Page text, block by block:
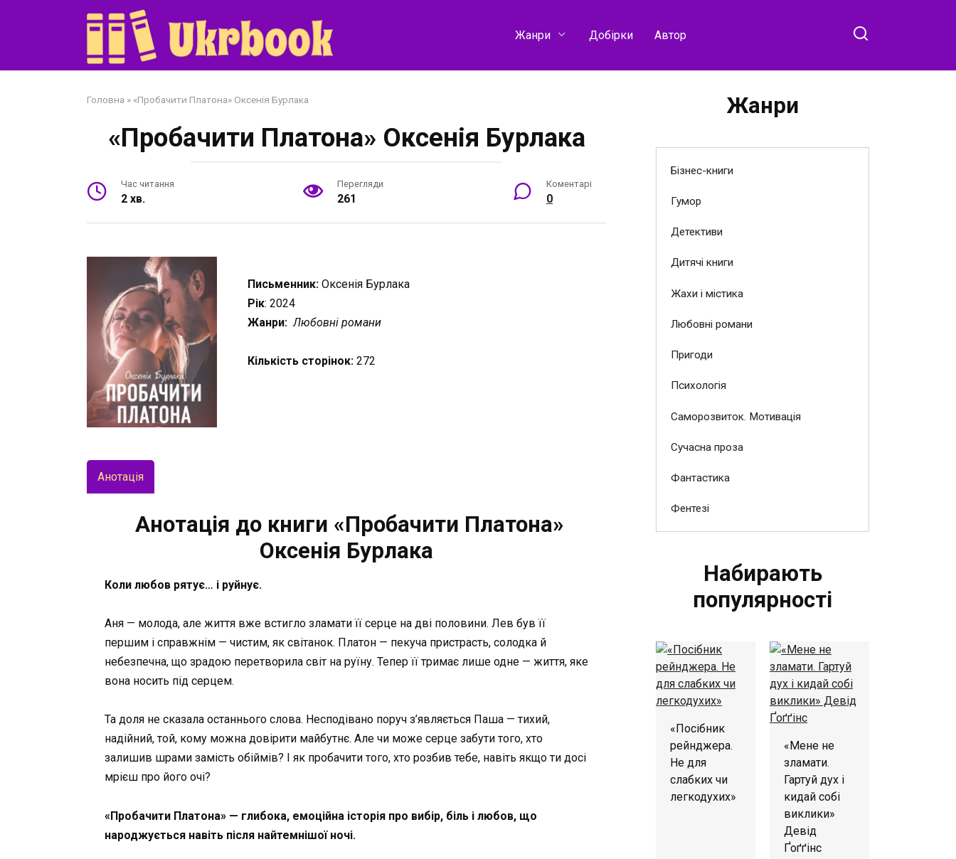
Жанри Добірки Автор
Головна » «Пробачити Платона» Оксенія Бурлака
«Пробачити Платона» Оксенія Бурлака
Час читання
2 хв.
Перегляди
261
Коментарі
0
Письменник: Оксенія Бурлака
Рік: 2024
Жанри: Любовні романи
Кількість сторінок: 272
Анотація
Анотація до книги «Пробачити Платона»
Оксенія Бурлака
Коли любов рятує… і руйнує.
Аня — молода, але життя вже встигло зламати її серце на дві половини. Лев був її
першим і справжнім — чистим, як світанок. Платон — пекуча пристрасть, солодка й
небезпечна, що зрадою перетворила світ на руїну. Тепер її тримає лише одне — життя, яке
вона носить під серцем.
Та доля не сказала останнього слова. Несподівано поруч з’являється Паша — тихий,
надійний, той, кому можна довірити майбутнє. Але чи може серце забути того, хто
залишив шрами замість обіймів? І як пробачити того, хто розбив тебе, навіть якщо ти досі
мрієш про його очі?
«Пробачити Платона» — глибока, емоційна історія про вибір, біль і любов, що
народжується навіть після найтемнішої ночі.
Жанри
Бізнес-книги
Гумор
Детективи
Дитячі книги
Жахи і містика
Любовні романи
Пригоди
Психологія
Саморозвиток. Мотивація
Сучасна проза
Фантастика
Фентезі
Набирають
популярності
«Посібник
рейнджера.
Не для
слабких чи
легкодухих»
«Мене не
зламати.
Гартуй дух і
кидай собі
виклики»
Девід
Ґоґґінс